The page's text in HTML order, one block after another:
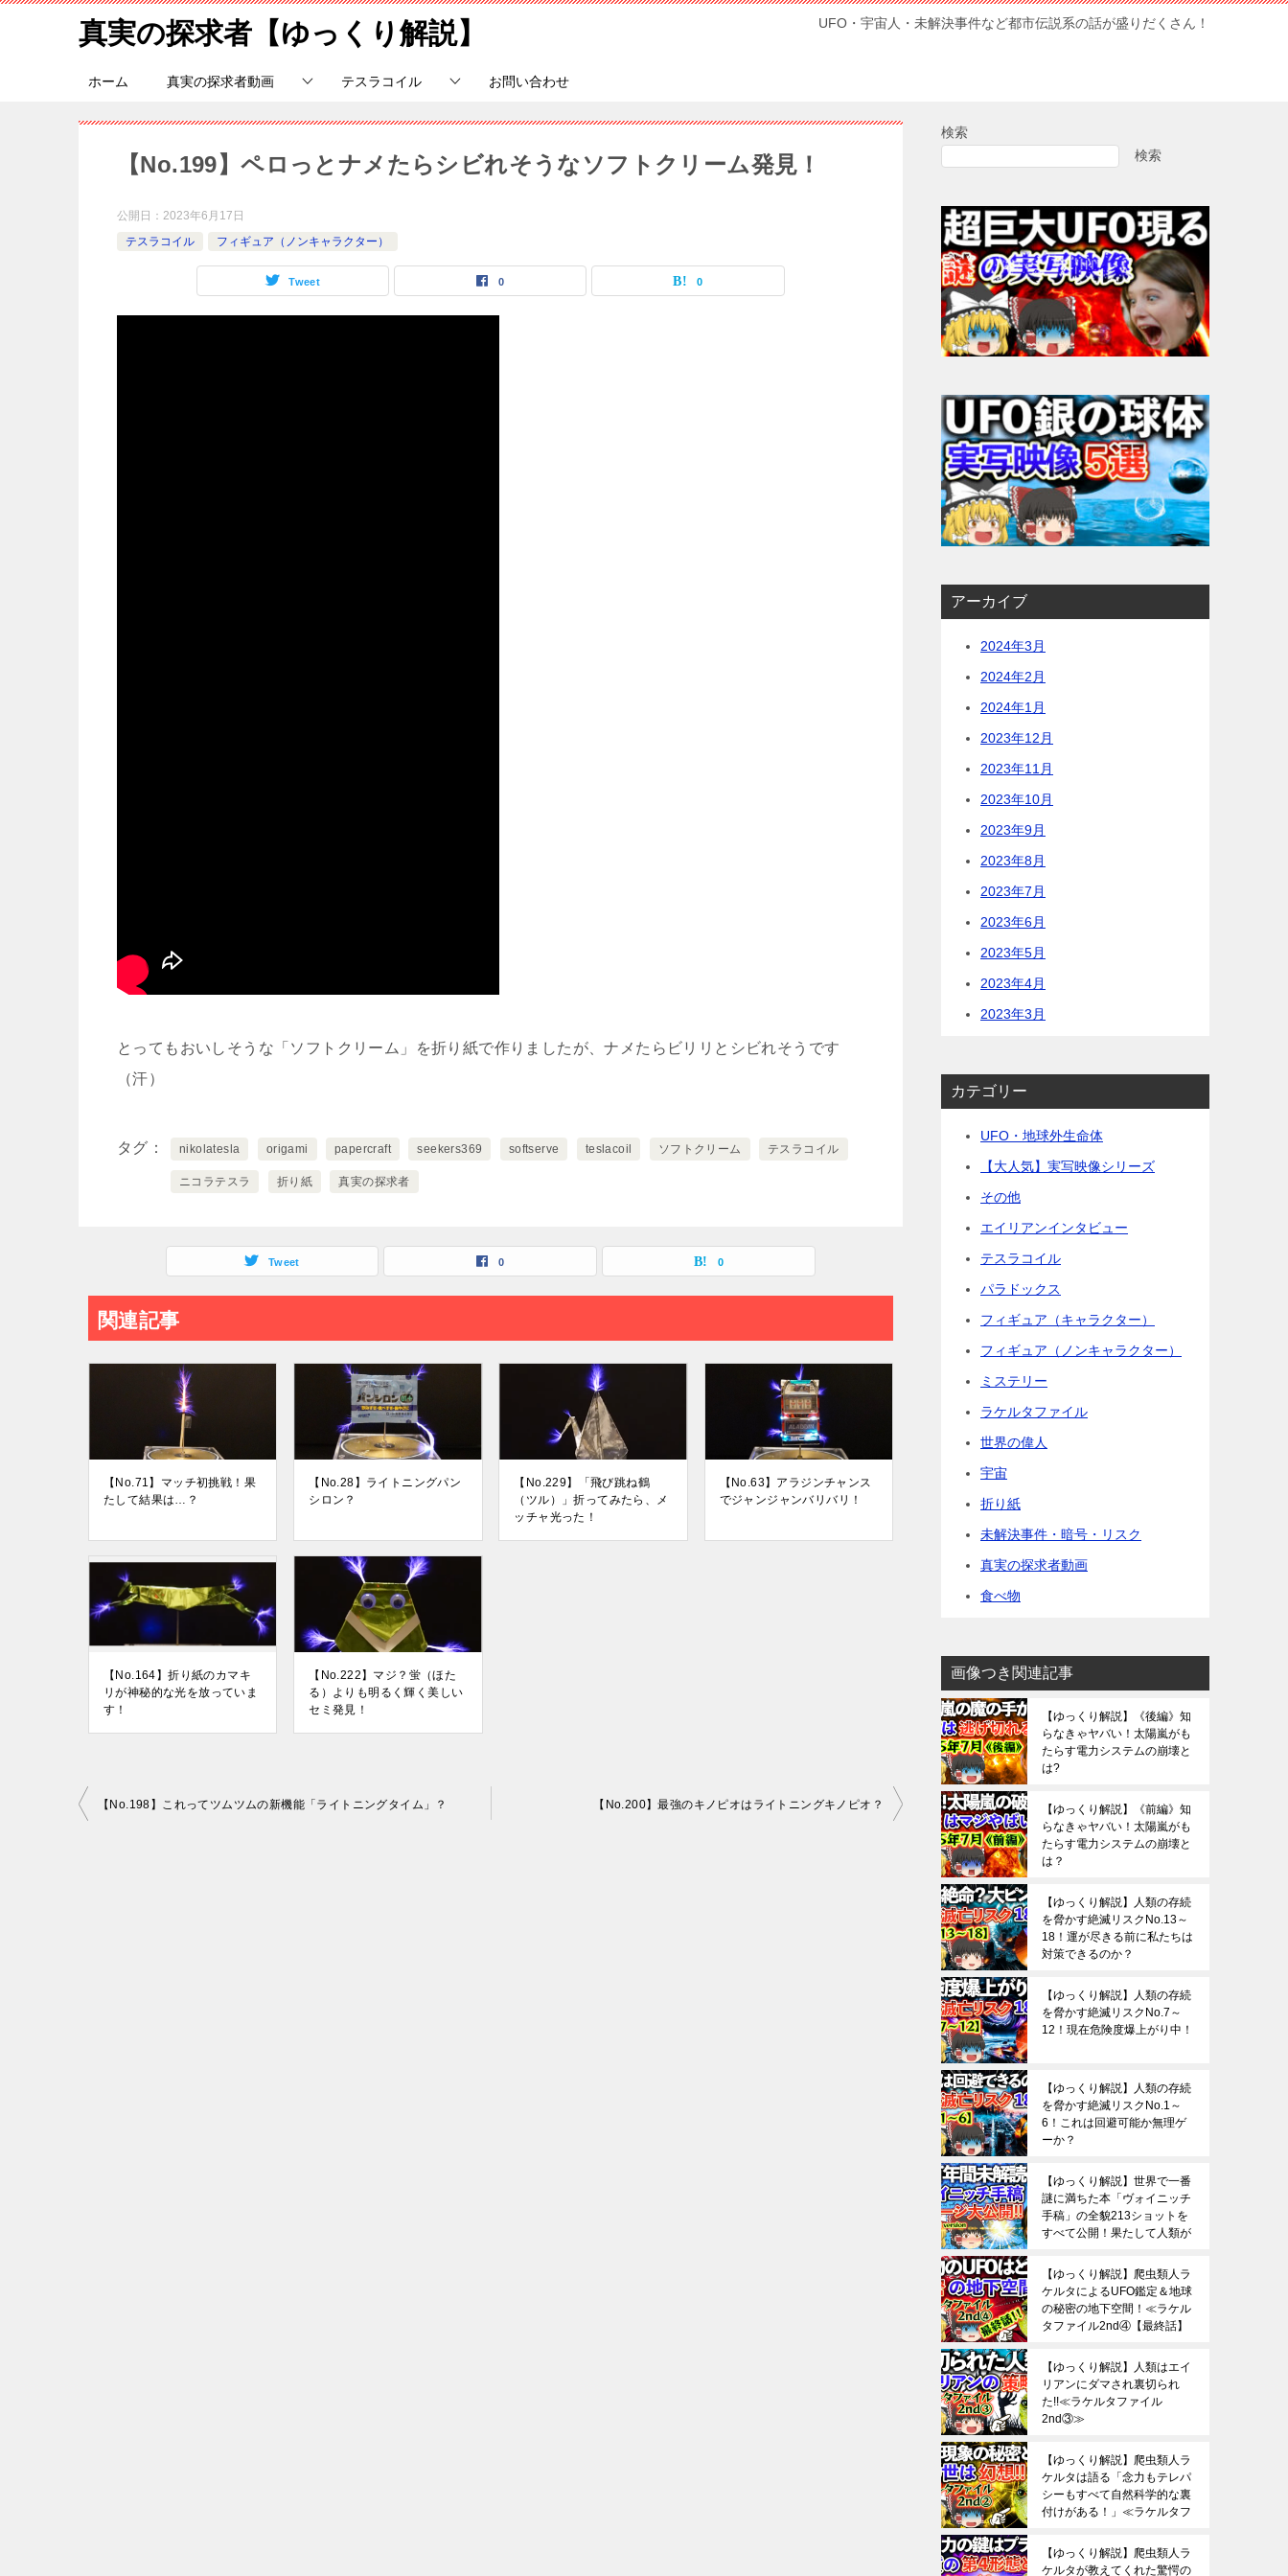
真実の探求者【ゆっくり解説】 UFO・宇宙人・未解決事件など都市伝説系の話が盛りだくさん！
ホーム 真実の探求者動画 テスラコイル お問い合わせ
【No.199】ペロっとナメたらシビれそうなソフトクリーム発見！
公開日： 2023年6月17日
テスラコイル
フィギュア（ノンキャラクター）
Tweet 0 0
とってもおいしそうな「ソフトクリーム」を折り紙で作りましたが、ナメたらビリリとシビれそうです
（汗）
タグ nikolatesla origami papercraft seekers369 softserve teslacoil ソフトクリーム テスラコイル
ニコラテスラ 折り紙 真実の探求者
Tweet 0 0
関連記事
【No.71】マッチ初挑戦！果
たして結果は…？
【No.28】ライトニングパン
シロン？
【No.229】「飛び跳ね鶴
（ツル）」折ってみたら、メ
ッチャ光った！
【No.63】アラジンチャンス
でジャンジャンバリバリ！
【No.164】折り紙のカマキ
リが神秘的な光を放っていま
す！
【No.222】マジ？蛍（ほた
る）よりも明るく輝く美しい
セミ発見！
投
【No.198】これってツムツムの新機能「ライトニングタイム」？ 【No.200】最強のキノピオはライトニングキノピオ？
検索
検索
アーカイブ
2024年3月
2024年2月
2024年1月
2023年12月
2023年11月
2023年10月
2023年9月
2023年8月
2023年7月
2023年6月
2023年5月
2023年4月
2023年3月
カテゴリー
UFO・地球外生命体
【大人気】実写映像シリーズ
その他
エイリアンインタビュー
テスラコイル
パラドックス
フィギュア（キャラクター）
フィギュア（ノンキャラクター）
ミステリー
ラケルタファイル
世界の偉人
宇宙
折り紙
未解決事件・暗号・リスク
真実の探求者動画
食べ物
画像つき関連記事
【ゆっくり解説】《後編》知
らなきゃヤバい！太陽嵐がも
たらす電力システムの崩壊と
は?
【ゆっくり解説】《前編》知
らなきゃヤバい！太陽嵐がも
たらす電力システムの崩壊と
は？
【ゆっくり解説】人類の存続
を脅かす絶滅リスクNo.13～
18！運が尽きる前に私たちは
対策できるのか？
【ゆっくり解説】人類の存続
を脅かす絶滅リスクNo.7～
12！現在危険度爆上がり中！
【ゆっくり解説】人類の存続
を脅かす絶滅リスクNo.1～
6！これは回避可能か無理ゲ
ーか？
【ゆっくり解説】世界で一番
謎に満ちた本「ヴォイニッチ
手稿」の全貌213ショットを
すべて公開！果たして人類が
か？
【ゆっくり解説】爬虫類人ラ
ケルタによるUFO鑑定＆地球
の秘密の地下空間！≪ラケル
タファイル2nd④【最終話】
【ゆっくり解説】人類はエイ
リアンにダマされ裏切られ
た!!≪ラケルタファイル
2nd③≫
【ゆっくり解説】爬虫類人ラ
ケルタは語る「念力もテレパ
シーもすべて自然科学的な裏
付けがある！」≪ラケルタフ
【ゆっくり解説】爬虫類人ラ
ケルタが教えてくれた驚愕の